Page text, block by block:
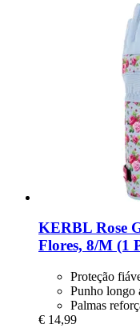
KERBL Rose
Flores, 8/M (1
Proteção
Punho longo
Palmas
€ 14,99